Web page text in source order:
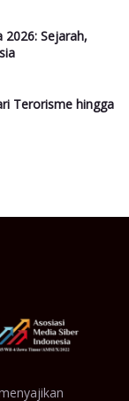
2026: Sejarah,
Terorisme hingga